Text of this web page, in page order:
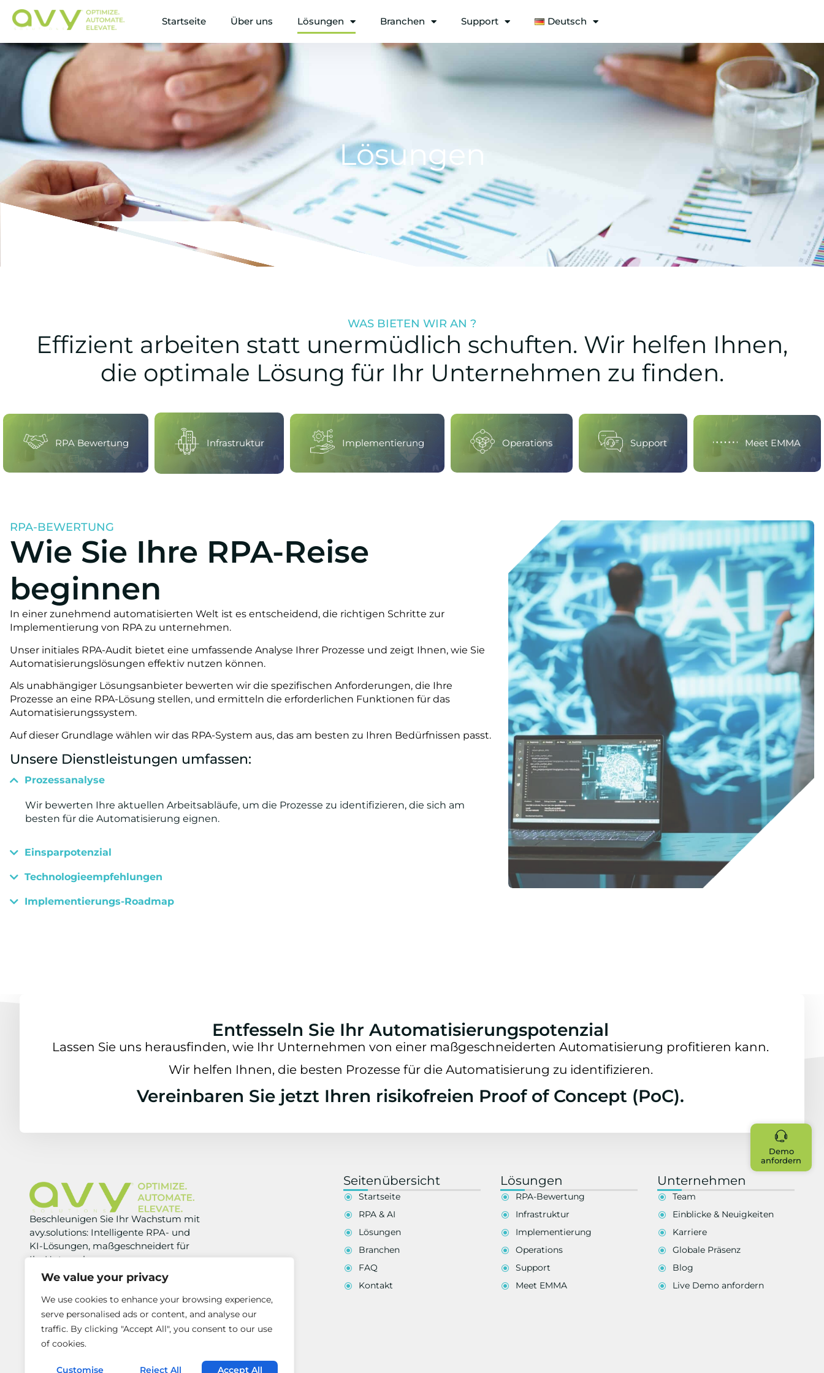
We value your privacy
We use cookies to enhance your browsing experience,
serve personalised ads or content, and analyse our
traffic. By clicking "Accept All", you consent to our use
of cookies.
Customise Reject All Accept All
Startseite Über uns Lösungen Branchen Support Deutsch
Lösungen
WAS BIETEN WIR AN ?
Effizient arbeiten statt unermüdlich schuften. Wir helfen Ihnen,
die optimale Lösung für Ihr Unternehmen zu finden.
RPA Bewertung Infrastruktur Implementierung Operations Support Meet EMMA
RPA-BEWERTUNG
Wie Sie Ihre RPA-Reise
beginnen
In einer zunehmend automatisierten Welt ist es entscheidend, die richtigen Schritte zur
Implementierung von RPA zu unternehmen.
Unser initiales RPA-Audit bietet eine umfassende Analyse Ihrer Prozesse und zeigt Ihnen, wie Sie
Automatisierungslösungen effektiv nutzen können.
Als unabhängiger Lösungsanbieter bewerten wir die spezifischen Anforderungen, die Ihre
Prozesse an eine RPA-Lösung stellen, und ermitteln die erforderlichen Funktionen für das
Automatisierungssystem.
Auf dieser Grundlage wählen wir das RPA-System aus, das am besten zu Ihren Bedürfnissen passt.
Prozessanalyse
Wir bewerten Ihre aktuellen Arbeitsabläufe, um die Prozesse zu identifizieren, die sich am
besten für die Automatisierung eignen.
Einsparpotenzial
Technologieempfehlungen
Implementierungs-Roadmap
Unsere Dienstleistungen umfassen:
Entfesseln Sie Ihr Automatisierungspotenzial
Lassen Sie uns herausfinden, wie Ihr Unternehmen von einer maßgeschneiderten Automatisierung profitieren kann.
Wir helfen Ihnen, die besten Prozesse für die Automatisierung zu identifizieren.
Vereinbaren Sie jetzt Ihren risikofreien Proof of Concept (PoC).
Beschleunigen Sie Ihr Wachstum mit
avy.solutions: Intelligente RPA- und
KI-Lösungen, maßgeschneidert für
Ihr Unternehmen.
Seitenübersicht
Startseite
RPA & AI
Lösungen
Branchen
FAQ
Kontakt
Lösungen
RPA-Bewertung
Infrastruktur
Implementierung
Operations
Support
Meet EMMA
Unternehmen
Demo
anfordern
Team
Einblicke & Neuigkeiten
Karriere
Globale Präsenz
Blog
Live Demo anfordern